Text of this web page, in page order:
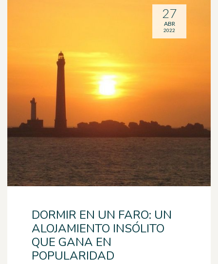
DORMIR EN UN FARO: UN
ALOJAMIENTO INSÓLITO
QUE GANA EN
POPULARIDAD
27
ABR
2022